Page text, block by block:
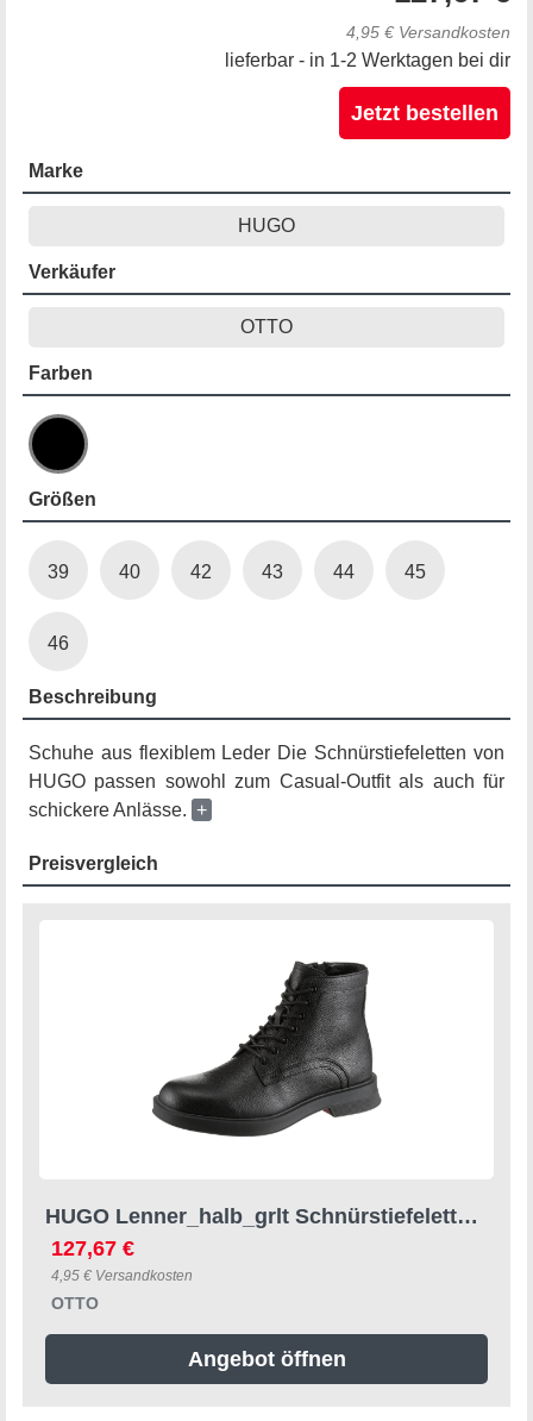
4,95 € Versandkosten
lieferbar - in 1-2 Werktagen bei dir
Jetzt bestellen
Marke
HUGO
Verkäufer
OTTO
Farben
Größen
39 40 42 43 44 45
46
Beschreibung
Schuhe aus flexiblem Leder Die Schnürstiefeletten von
HUGO passen sowohl zum Casual-Outfit als auch für
schickere Anlässe. +
Preisvergleich
HUGO Lenner_halb_grlt Schnürstiefelette Schnürboots, Business-Stiefelette mit Innen-Reißverschluss
127,67 €
4,95 € Versandkosten
OTTO
Angebot öffnen